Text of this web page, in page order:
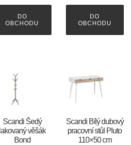
DO
OBCHODU
DO
OBCHODU
Scandi Šedý
lakovaný věšák
Bond
Scandi Bílý dubový
pracovní stůl Pluto
110×50 cm